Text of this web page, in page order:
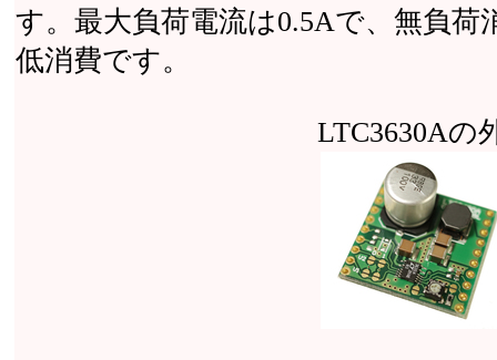
す。最大負荷電流は0.5Aで、無負荷
低消費です。
LTC3630Aの